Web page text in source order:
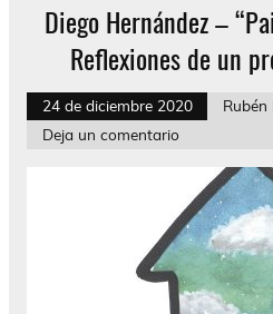
Diego Hernández –
Reflexiones de un
24 de diciembre 2020
Rubén
Deja un comentario